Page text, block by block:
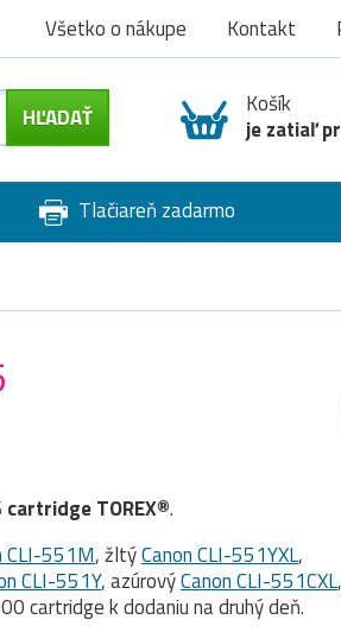
Všetko o nákupe Kontakt
Košík
je zatiaľ
Tlačiareň zadarmo
cartridge TOREX®.
CLI-551M, žltýCanon CLI-551YXL,
CLI-551Y, azúrovýCanon CLI-551CXL
cartridge k dodaniu na druhý deň.